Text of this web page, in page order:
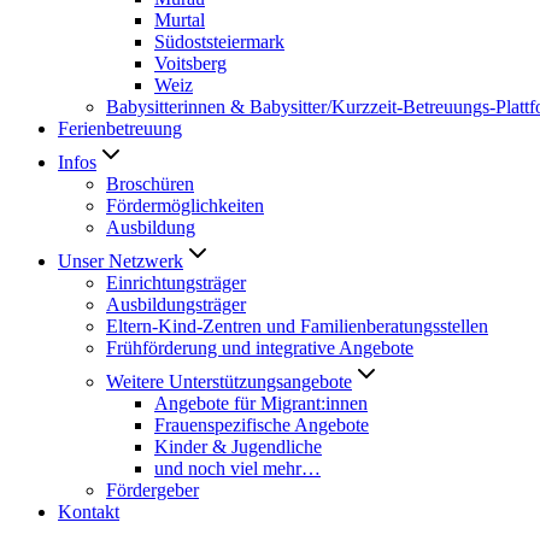
Murtal
Südoststeiermark
Voitsberg
Weiz
Babysitterinnen & Babysitter/Kurzzeit-Betreuungs-
Ferienbetreuung
Infos
Broschüren
Fördermöglichkeiten
Ausbildung
Unser Netzwerk
Einrichtungsträger
Ausbildungsträger
Eltern-Kind-Zentren und Familienberatungsstellen
Frühförderung und integrative Angebote
Weitere Unterstützungsangebote
Angebote für Migrant:innen
Frauenspezifische Angebote
Kinder & Jugendliche
und noch viel mehr…
Fördergeber
Kontakt